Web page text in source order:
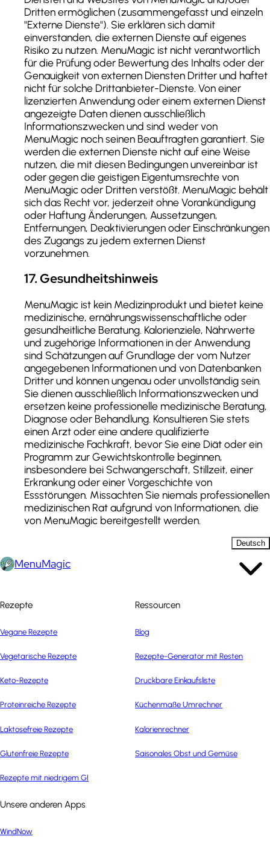
Dritten ermöglichen (zusammengefasst und einzeln
"Externe Dienste"). Sie erklären sich damit
einverstanden, die externen Dienste auf eigenes
Risiko zu nutzen. MenuMagic ist nicht verantwortlich
für die Prüfung oder Bewertung des Inhalts oder der
Genauigkeit von externen Diensten Dritter und haftet
nicht für solche Drittanbieter-Dienste. Von einer
lizenzierten Anwendung oder einem externen Dienst
angezeigte Daten dienen ausschließlich
Informationszwecken und sind weder von
MenuMagic noch seinen Beauftragten garantiert. Sie
werden die externen Dienste nicht auf eine Weise
nutzen, die mit diesen Bedingungen unvereinbar ist
oder gegen die geistigen Eigentumsrechte von
MenuMagic oder Dritten verstößt. MenuMagic behält
sich das Recht vor, jederzeit ohne Vorankündigung
oder Haftung Änderungen, Aussetzungen,
Entfernungen, Deaktivierungen oder Einschränkungen
des Zugangs zu jedem externen Dienst
vorzunehmen.
17.Gesundheitshinweis
MenuMagic ist kein Medizinprodukt und bietet keine
medizinische, ernährungswissenschaftliche oder
gesundheitliche Beratung. Kalorienziele, Nährwerte
und zugehörige Informationen in der Anwendung
sind Schätzungen auf Grundlage der vom Nutzer
angegebenen Informationen und von Datenbanken
Dritter und können ungenau oder unvollständig sein.
Sie dienen ausschließlich Informationszwecken und
ersetzen keine professionelle medizinische Beratung,
Diagnose oder Behandlung. Konsultieren Sie stets
einen Arzt oder eine andere qualifizierte
medizinische Fachkraft, bevor Sie eine Diät oder ein
Programm zur Gewichtskontrolle beginnen,
insbesondere bei Schwangerschaft, Stillzeit, einer
Erkrankung oder einer Vorgeschichte von
Essstörungen. Missachten Sie niemals professionellen
medizinischen Rat aufgrund von Informationen, die
von MenuMagic bereitgestellt werden.
MenuMagic
Deutsch
Rezepte
Vegane Rezepte
Vegetarische Rezepte
Keto-Rezepte
Proteinreiche Rezepte
Laktosefreie Rezepte
Glutenfreie Rezepte
Rezepte mit niedrigem GI
Ressourcen
Blog
Rezepte-Generator mit Resten
Druckbare Einkaufsliste
Küchenmaße Umrechner
Kalorienrechner
Saisonales Obst und Gemüse
Unsere anderen Apps
WindNow